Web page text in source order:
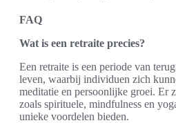
FAQ
Wat is een retraite precies?
Een retraite is een periode van
leven, waarbij individuen zich
meditatie en persoonlijke groei. Er
zoals spirituele, mindfulness en
unieke voordelen bieden.